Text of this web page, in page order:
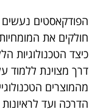
הפודקאסטים
חולקים את
כיצד הטכנולוגיות
דרך מצוינת ללמוד
מהמוצרים
הדרכה ועד